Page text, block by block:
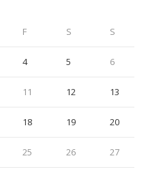
F S S
4 5 6
11 12 13
18 19 20
25 26 27